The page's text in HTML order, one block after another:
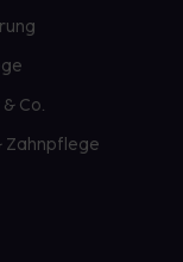
Co.
Zahnpflege